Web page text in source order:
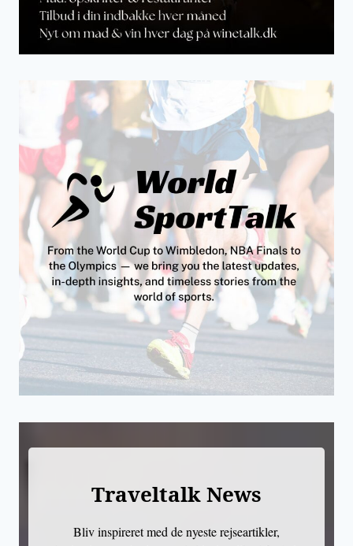
Traveltalk News
Bliv inspireret med de nyeste rejseartikler,